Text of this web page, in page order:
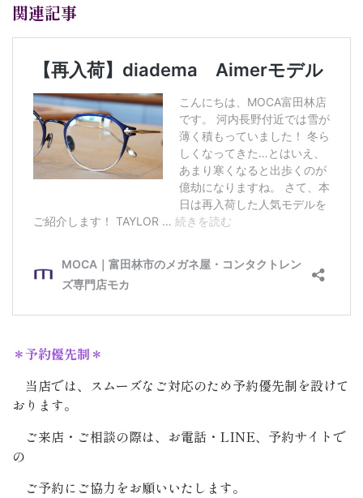
関連記事
＊予約優先制＊
当店では、スムーズなご対応のため予約優先制を設けて
おります。
ご来店・ご相談の際は、お電話・LINE、予約サイトで
の
ご予約にご協力をお願いいたします。